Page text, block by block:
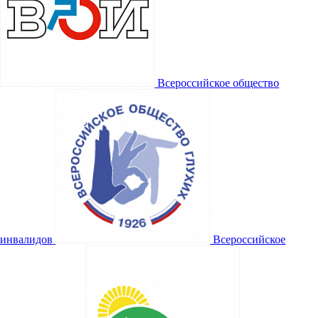
Всероссийское общество
инвалидов Всероссийское